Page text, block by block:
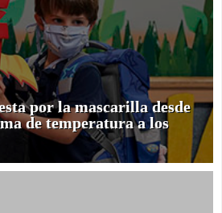
por la mascarilla desde
de temperatura a los